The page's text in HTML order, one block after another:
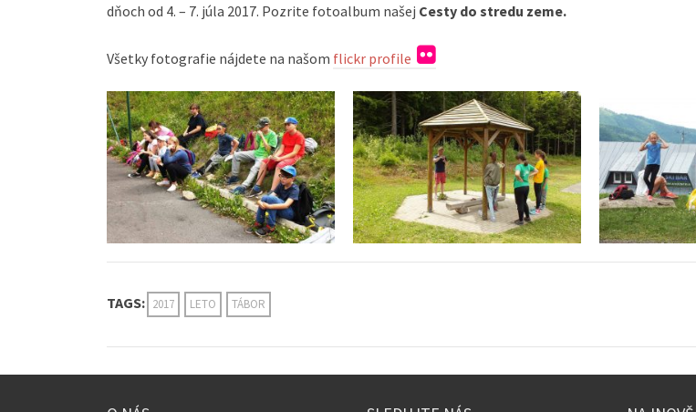
dňoch od 4. – 7. júla 2017. Pozrite fotoalbum našej Cesty do stredu zeme.
Všetky fotografie nájdete na našom flickr profile
TAGS: 2017 LETO TÁBOR